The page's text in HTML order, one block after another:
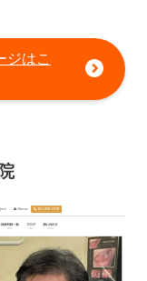
ジはこ